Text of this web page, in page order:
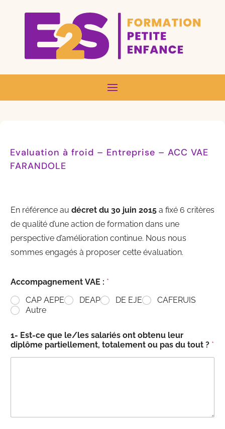
Evaluation à froid – Entreprise – ACC VAE
FARANDOLE
En référence au décret du 30 juin 2015 a fixé 6 critères
de qualité d’une action de formation dans une
perspective d’amélioration continue. Nous nous
sommes engagés à proposer cette évaluation.
Accompagnement VAE : *
CAP AEPE
DEAP DE EJE
CAFERUIS
Autre
1- Est-ce que le/les salariés ont obtenu leur
diplôme partiellement, totalement ou pas du tout ? *